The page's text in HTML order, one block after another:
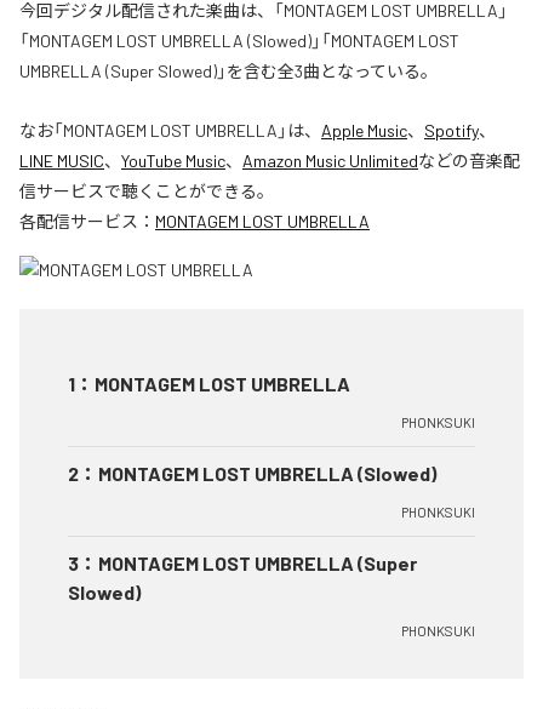
今回デジタル配信された楽曲は、「MONTAGEM LOST UMBRELLA」
「MONTAGEM LOST UMBRELLA (Slowed)」「MONTAGEM LOST
UMBRELLA (Super Slowed)」を含む全3曲となっている。
なお「MONTAGEM LOST UMBRELLA 」は、 Apple Music、 Spotify、
LINE MUSIC、 YouTube Music、 Amazon Music Unlimitedなどの音楽配
信サービスで聴くことができる。
各配信サービス： MONTAGEM LOST UMBRELLA
1 ： MONTAGEM LOST UMBRELLA
PHONKSUKI
2 ： MONTAGEM LOST UMBRELLA (Slowed)
PHONKSUKI
3 ： MONTAGEM LOST UMBRELLA (Super
Slowed)
PHONKSUKI